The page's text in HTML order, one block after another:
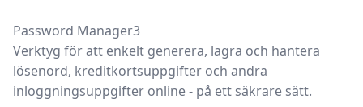
Password Manager3
Verktyg för att enkelt generera, lagra och hantera
lösenord, kreditkortsuppgifter och andra
inloggningsuppgifter online - på ett säkrare sätt.